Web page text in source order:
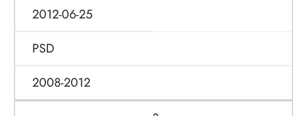
2012-06-25
PSD
2008-2012